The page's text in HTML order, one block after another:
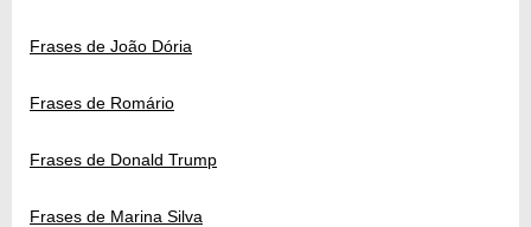
Frases de João Dória
Frases de Romário
Frases de Donald Trump
Frases de Marina Silva